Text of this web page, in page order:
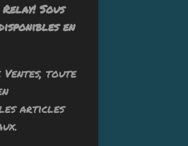
Sous
en
Ventes, toute
articles